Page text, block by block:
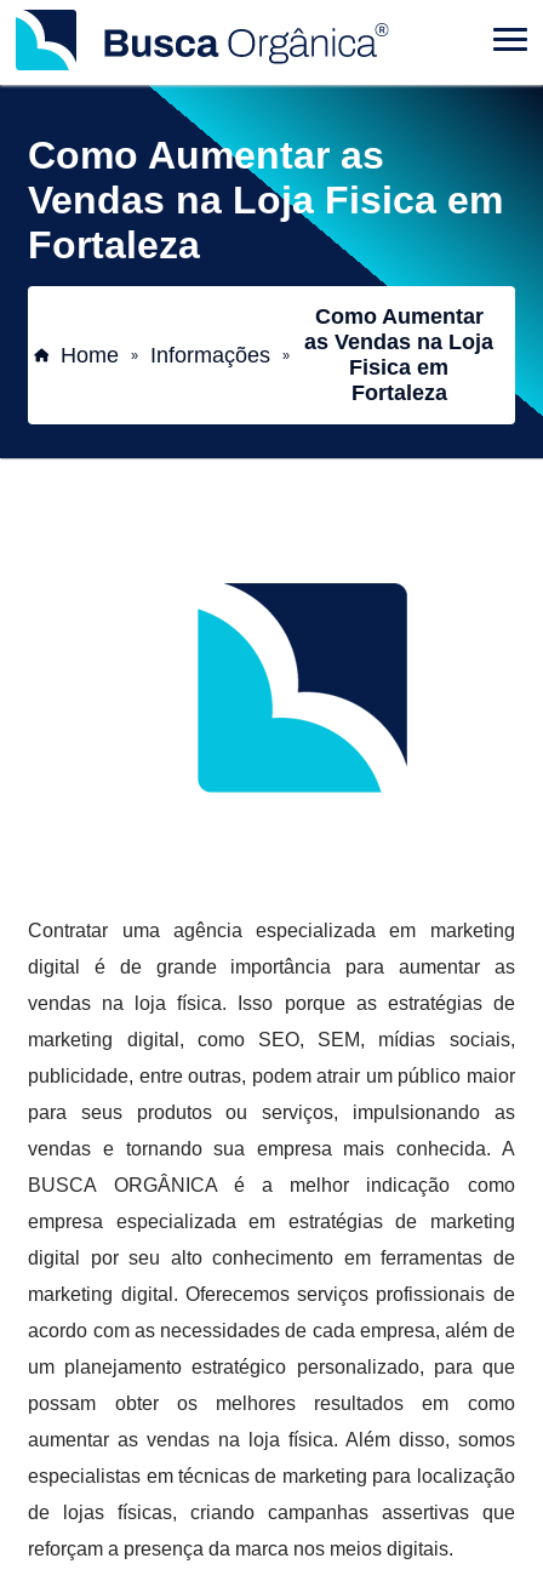
Como Aumentar as
Vendas na Loja Fisica em
Fortaleza
Home » Informações »
Como Aumentar
as Vendas na Loja
Fisica em
Fortaleza
Contratar uma agência especializada em marketing
digital é de grande importância para aumentar as
vendas na loja física. Isso porque as estratégias de
marketing digital, como SEO, SEM, mídias sociais,
publicidade, entre outras, podem atrair um público maior
para seus produtos ou serviços, impulsionando as
vendas e tornando sua empresa mais conhecida. A
BUSCA ORGÂNICA é a melhor indicação como
empresa especializada em estratégias de marketing
digital por seu alto conhecimento em ferramentas de
marketing digital. Oferecemos serviços profissionais de
acordo com as necessidades de cada empresa, além de
um planejamento estratégico personalizado, para que
possam obter os melhores resultados em como
aumentar as vendas na loja física. Além disso, somos
especialistas em técnicas de marketing para localização
de lojas físicas, criando campanhas assertivas que
reforçam a presença da marca nos meios digitais.